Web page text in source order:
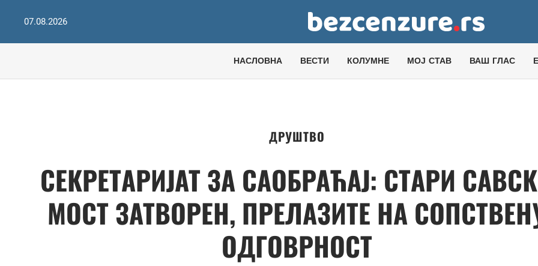
07.08.2026
НАСЛОВНА ВЕСТИ КОЛУМНЕ МОЈ СТАВ ВАШ ГЛАС
ДРУШТВО
СЕКРЕТАРИЈАТ ЗА САОБРАЋАЈ: СТАРИ
МОСТ ЗАТВОРЕН, ПРЕЛАЗИТЕ НА
ОДГОВРНОСТ